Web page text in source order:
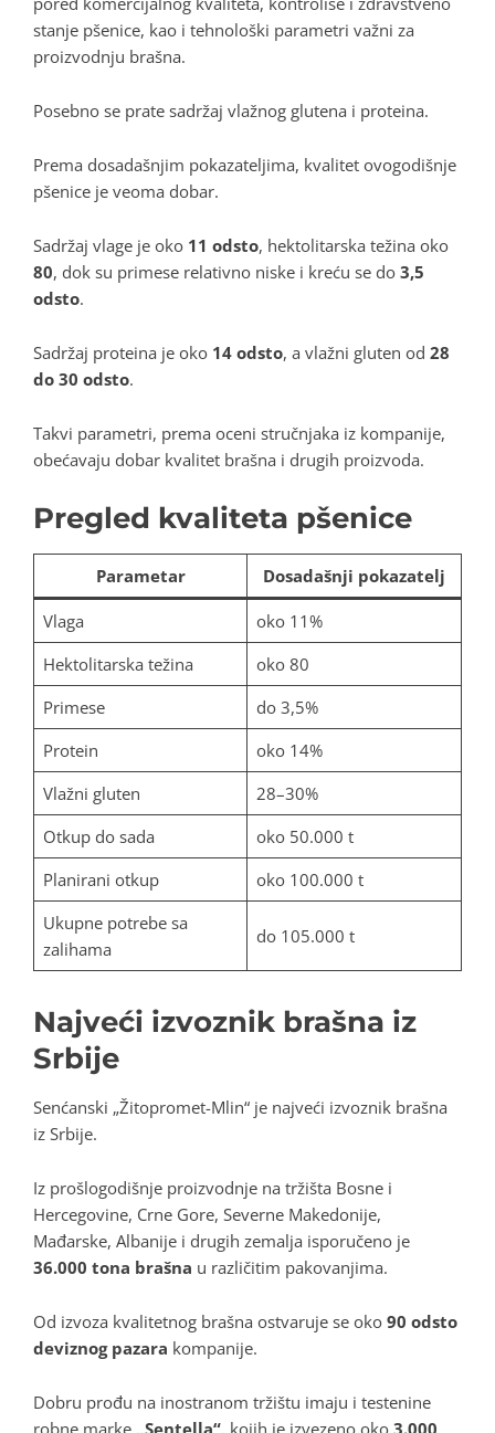
stanje pšenice, kao i tehnološki parametri važni za
proizvodnju brašna.
Posebno se prate sadržaj vlažnog glutena i proteina.
Prema dosadašnjim pokazateljima, kvalitet ovogodišnje
pšenice je veoma dobar.
Sadržaj vlage je oko 11 odsto, hektolitarska težina oko
80, dok su primese relativno niske i kreću se do 3,5
odsto.
Sadržaj proteina je oko 14 odsto, a vlažni gluten od 28
do 30 odsto.
Takvi parametri, prema oceni stručnjaka iz kompanije,
obećavaju dobar kvalitet brašna i drugih proizvoda.
Pregled kvaliteta pšenice
Parametar Dosadašnji pokazatelj
Vlaga
oko 11%
Hektolitarska težina
oko 80
Primese
do 3,5%
Protein
oko 14%
Vlažni gluten
28–30%
Otkup do sada
oko 50.000 t
Planirani otkup
oko 100.000 t
Ukupne potrebe sa
zalihama
do 105.000 t
Najveći izvoznik brašna iz
Srbije
Senćanski „Žitopromet-Mlin“ je najveći izvoznik brašna
iz Srbije.
Iz prošlogodišnje proizvodnje na tržišta Bosne i
Hercegovine, Crne Gore, Severne Makedonije,
Mađarske, Albanije i drugih zemalja isporučeno je
36.000 tona brašna u različitim pakovanjima.
Od izvoza kvalitetnog brašna ostvaruje se oko 90 odsto
deviznog pazara kompanije.
Dobru prođu na inostranom tržištu imaju i testenine
robne marke „Sentella“, kojih je izvezeno oko 3.000